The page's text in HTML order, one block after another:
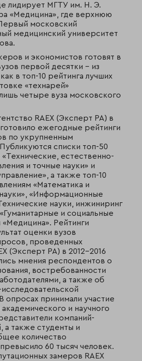
лидирует МГТУ им. Н. Э.
«Медицина», где верхнюю
московский
медицинский университет
и экономистов готовят в
первой десятки – из
в топ-10 рейтинга лучших
«технарей»
четыре вуза московского
RAEХ (Эксперт РА) в
ежегодные рейтинги
по укрупненным
списки топ-50
естественно-
и точные науки» и
а также топ-10
«Математика и
«Информационные
науки, инжиниринг
и социальные
«Медицина». Рейтинги
оценки вузов
проведенных
(Эксперт РА) в 2012–2016
мнения респондентов о
востребованности
а также об
опросах принимали участие
и научного
компаний-
а также студенты и
количество
60 тысяч человек.
замеров RAEX